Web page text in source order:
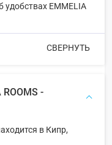
EMMELIA
СВЕРНУТЬ
-
в Кипр,